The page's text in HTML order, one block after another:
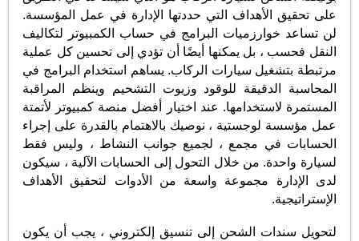
على تحقيق الأهداف التي حددتها الإدارة في عمل المؤسسة.
لن تساعد خوارزميات البرامج في حساب الكمبيوتر لتكاليف
النقل فحسب ، بل يمكنها أيضًا أن تؤدي إلى تحسين كل عملية
مرتبطة بتشغيل سيارات الركاب. يساهم استخدام البرامج في
المحاسبة الدقيقة للوقود وزيوت التشحيم وينظم المراقبة
المستمرة لاستخدامها. عند اختيار أفضل منصة كمبيوتر لأتمتة
عمل مؤسسة لوجستية ، نوصيك بالاهتمام بالقدرة على إجراء
الحسابات في مجمع ، لجميع جوانب النشاط ، وليس فقط
لسيارة واحدة. من خلال التحول إلى الحسابات الآلية ، سيكون
لدى الإدارة مجموعة واسعة من الأدوات لتحقيق الأهداف
الإستراتيجية.
لتحويل سندات الشحن إلى تنسيق إلكتروني ، يجب أن يكون